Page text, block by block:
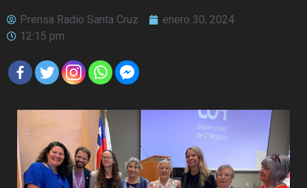
Prensa Radio Santa Cruz
enero 30, 2024
12:15 pm